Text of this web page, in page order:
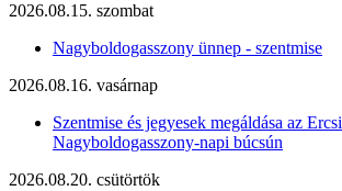
2026.08.15. szombat
Nagyboldogasszony ünnep - szentmise
2026.08.16. vasárnap
Szentmise és jegyesek megáldása az Ercsi
Nagyboldogasszony-napi búcsún
2026.08.20. csütörtök